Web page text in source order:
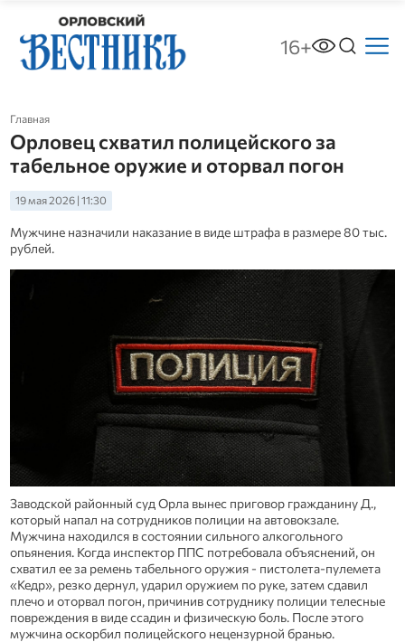
16+
Главная
Орловец схватил полицейского за
табельное оружие и оторвал погон
19 мая 2026 | 11:30
Мужчине назначили наказание в виде штрафа в размере 80 тыс.
рублей.
Заводской районный суд Орла вынес приговор гражданину Д.,
который напал на сотрудников полиции на автовокзале.
Мужчина находился в состоянии сильного алкогольного
опьянения. Когда инспектор ППС потребовала объяснений, он
схватил ее за ремень табельного оружия - пистолета-пулемета
«Кедр», резко дернул, ударил оружием по руке, затем сдавил
плечо и оторвал погон, причинив сотруднику полиции телесные
повреждения в виде ссадин и физическую боль. После этого
мужчина оскорбил полицейского нецензурной бранью.